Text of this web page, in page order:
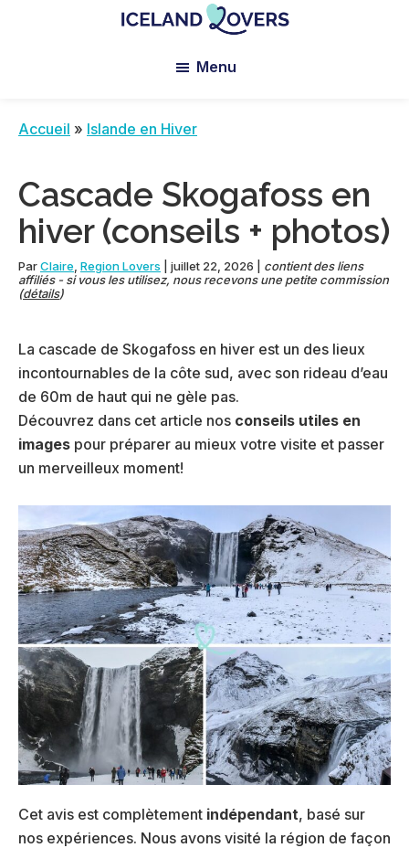
Claire
Menu
Accueil » Islande en Hiver
Cascade Skogafoss en
hiver (conseils + photos)
ParClaire Region Lovers juillet 22, 2026
contient des liens
affiliés - si vous les utilisez, nous recevons une petite commission
(détails)
La cascade de Skogafoss en hiver est un des lieux
incontournables de la côte sud, avec son rideau d’eau
de 60m de haut qui ne gèle pas.
Découvrez dans cet article nos conseils utiles en
images pour préparer au mieux votre visite et passer
un merveilleux moment!
Cet avis est complètement indépendant, basé sur
nos expériences. Nous avons visité la région de façon